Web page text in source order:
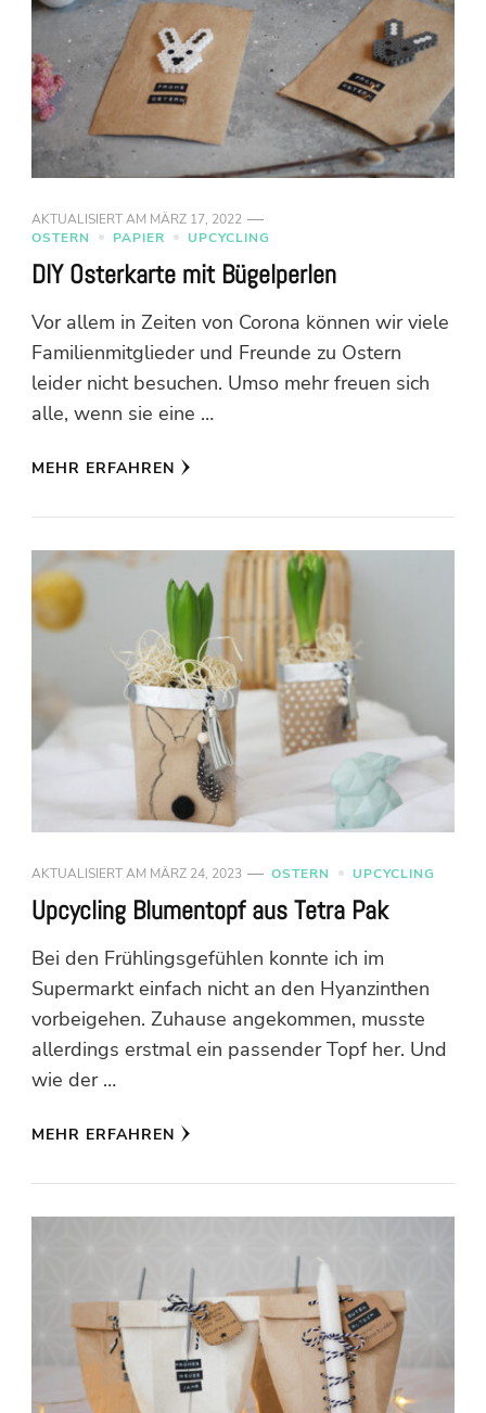
AKTUALISIERT AM MÄRZ 17, 2022
OSTERN
PAPIER UPCYCLING
DIY Osterkarte mit Bügelperlen
Vor allem in Zeiten von Corona können wir viele
Familienmitglieder und Freunde zu Ostern
leider nicht besuchen. Umso mehr freuen sich
alle, wenn sie eine …
MEHR ERFAHREN
AKTUALISIERT AM MÄRZ 24, 2023 OSTERN UPCYCLING
Upcycling Blumentopf aus Tetra Pak
Bei den Frühlingsgefühlen konnte ich im
Supermarkt einfach nicht an den Hyanzinthen
vorbeigehen. Zuhause angekommen, musste
allerdings erstmal ein passender Topf her. Und
wie der …
MEHR ERFAHREN